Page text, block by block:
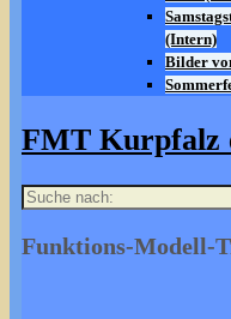
(Intern)
Bilder
FMT Kurpfalz
Suche
Funktions-Modell-